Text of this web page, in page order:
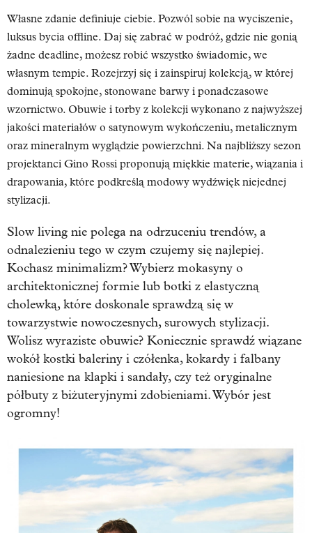
Własne zdanie definiuje ciebie. Pozwól sobie na wyciszenie,
luksus bycia offline. Daj się zabrać w podróż, gdzie nie gonią
żadne deadline, możesz robić wszystko świadomie, we
własnym tempie. Rozejrzyj się i zainspiruj kolekcją, w której
dominują spokojne, stonowane barwy i ponadczasowe
wzornictwo. Obuwie i torby z kolekcji wykonano z najwyższej
jakości materiałów o satynowym wykończeniu, metalicznym
oraz mineralnym wyglądzie powierzchni. Na najbliższy sezon
projektanci Gino Rossi proponują miękkie materie, wiązania i
drapowania, które podkreślą modowy wydźwięk niejednej
stylizacji.
Slow living nie polega na odrzuceniu trendów, a
odnalezieniu tego w czym czujemy się najlepiej.
Kochasz minimalizm? Wybierz mokasyny o
architektonicznej formie lub botki z elastyczną
cholewką, które doskonale sprawdzą się w
towarzystwie nowoczesnych, surowych stylizacji.
Wolisz wyraziste obuwie? Koniecznie sprawdź wiązane
wokół kostki baleriny i czółenka, kokardy i falbany
naniesione na klapki i sandały, czy też oryginalne
półbuty z biżuteryjnymi zdobieniami. Wybór jest
ogromny!